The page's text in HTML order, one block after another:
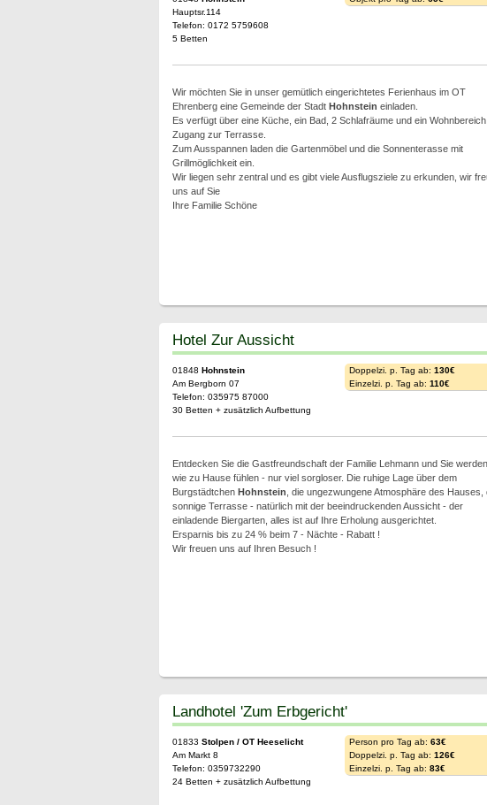
Hauptsr.114
Telefon: 0172 5759608
5 Betten
Wir möchten Sie in unser gemütlich eingerichtetes Ferienhaus im OT
Ehrenberg eine Gemeinde der Stadt Hohnstein einladen.
Es verfügt über eine Küche, ein Bad, 2 Schlafräume und ein Wohnbereich
Zugang zur Terrasse.
Zum Ausspannen laden die Gartenmöbel und die Sonnenterasse mit
Grillmöglichkeit ein.
Wir liegen sehr zentral und es gibt viele Ausflugsziele zu erkunden, wir
uns auf Sie
Ihre Familie Schöne
Hotel Zur Aussicht
01848 Hohnstein
Am Bergborn 07
Telefon: 035975 87000
30 Betten + zusätzlich Aufbettung
Doppelzi. p. Tag ab: 130€
Einzelzi. p. Tag ab: 110€
Entdecken Sie die Gastfreundschaft der Familie Lehmann und Sie
wie zu Hause fühlen - nur viel sorgloser. Die ruhige Lage über dem
Burgstädtchen Hohnstein , die ungezwungene Atmosphäre des Hauses,
sonnige Terrasse - natürlich mit der beeindruckenden Aussicht - der
einladende Biergarten, alles ist auf Ihre Erholung ausgerichtet.
Ersparnis bis zu 24 % beim 7 - Nächte - Rabatt !
Wir freuen uns auf Ihren Besuch !
Landhotel 'Zum Erbgericht'
01833 Stolpen / OT Heeselicht
Am Markt 8
Telefon: 0359732290
24 Betten + zusätzlich Aufbettung
Person pro Tag ab: 63€
Doppelzi. p. Tag ab: 126€
Einzelzi. p. Tag ab: 83€